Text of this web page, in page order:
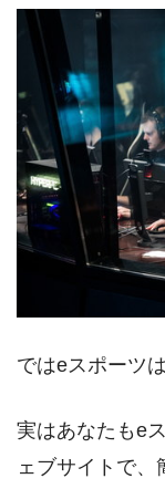
ではeスポーツ
実はあなたもe
ェブサイトで